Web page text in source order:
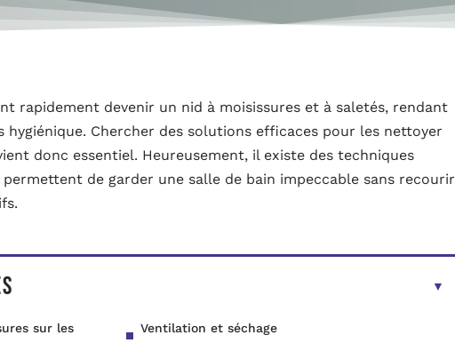
rapidement devenir un nid à moisissures et à saletés, rendant
hygiénique. Chercher des solutions efficaces pour les nettoyer
donc essentiel. Heureusement, il existe des techniques
de garder une salle de bain impeccable sans recourir
sur les
Ventilation et séchage